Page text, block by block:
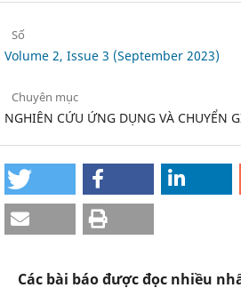
Số
Volume 2, Issue 3 (September 2023)
Chuyên mục
NGHIÊN CỨU ỨNG DỤNG VÀ CHUYỂN
Các bài báo được đọc nhiều